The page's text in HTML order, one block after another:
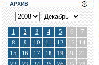
АРХИВ
1 2 3 4 5 6
7
8
9 10 11 12 13
14
15
16 17 18 19 20 21